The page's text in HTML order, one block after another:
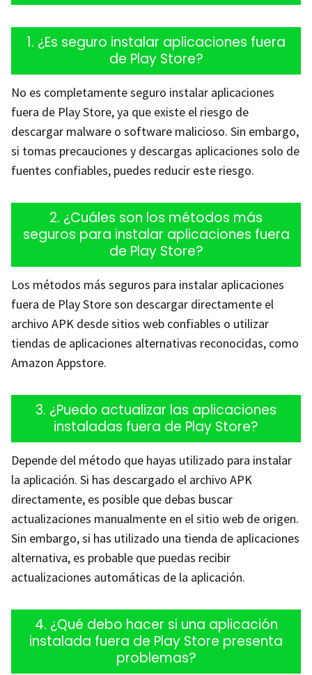
1. ¿Es seguro instalar aplicaciones fuera
de Play Store?
No es completamente seguro instalar aplicaciones
fuera de Play Store, ya que existe el riesgo de
descargar malware o software malicioso. Sin embargo,
si tomas precauciones y descargas aplicaciones solo de
fuentes confiables, puedes reducir este riesgo.
2. ¿Cuáles son los métodos más
seguros para instalar aplicaciones fuera
de Play Store?
Los métodos más seguros para instalar aplicaciones
fuera de Play Store son descargar directamente el
archivo APK desde sitios web confiables o utilizar
tiendas de aplicaciones alternativas reconocidas, como
Amazon Appstore.
3. ¿Puedo actualizar las aplicaciones
instaladas fuera de Play Store?
Depende del método que hayas utilizado para instalar
la aplicación. Si has descargado el archivo APK
directamente, es posible que debas buscar
actualizaciones manualmente en el sitio web de origen.
Sin embargo, si has utilizado una tienda de aplicaciones
alternativa, es probable que puedas recibir
actualizaciones automáticas de la aplicación.
4. ¿Qué debo hacer si una aplicación
instalada fuera de Play Store presenta
problemas?